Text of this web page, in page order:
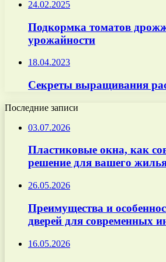
24.02.2025
Подкормка томатов
урожайности
18.04.2023
Секреты выращивания
Последние записи
03.07.2026
Пластиковые окна, как
решение для вашего
26.05.2026
Преимущества и
дверей для современных
16.05.2026